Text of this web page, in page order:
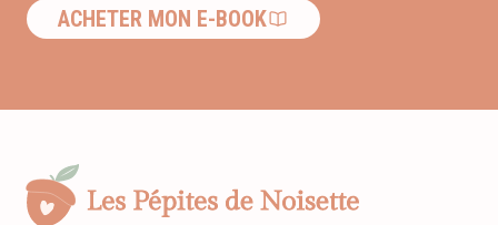
ACHETER MON E-BOOK